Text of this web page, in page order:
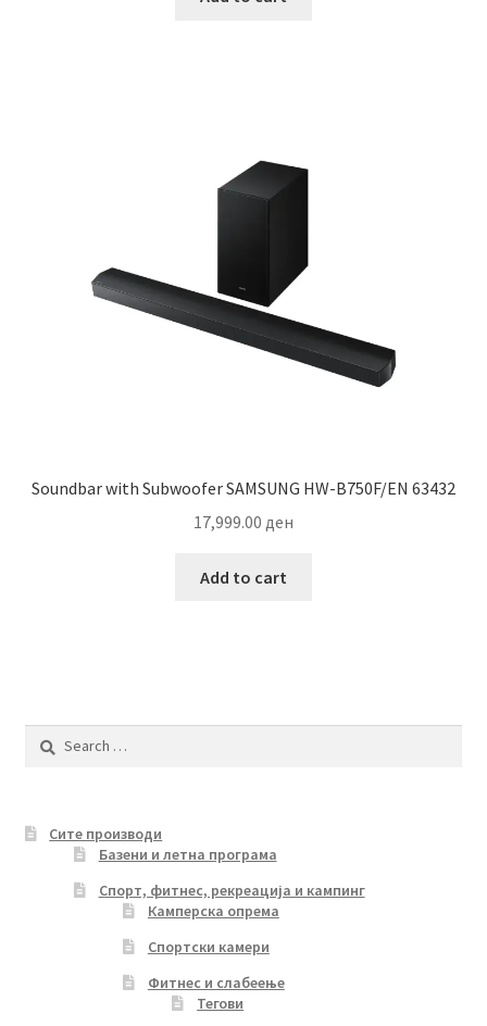
Soundbar with Subwoofer SAMSUNG HW-B750F/EN 63432
17,999.00 ден
Add to cart
Search
Сите производи
Базени и летна програма
Спорт, фитнес, рекреација и кампинг
Камперска опрема
Спортски камери
Фитнес и слабеење
Тегови